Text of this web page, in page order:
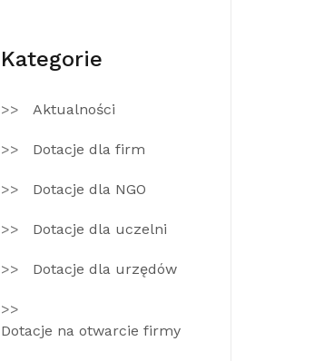
Kategorie
Aktualności
Dotacje dla firm
Dotacje dla NGO
Dotacje dla uczelni
Dotacje dla urzędów
Dotacje na otwarcie firmy